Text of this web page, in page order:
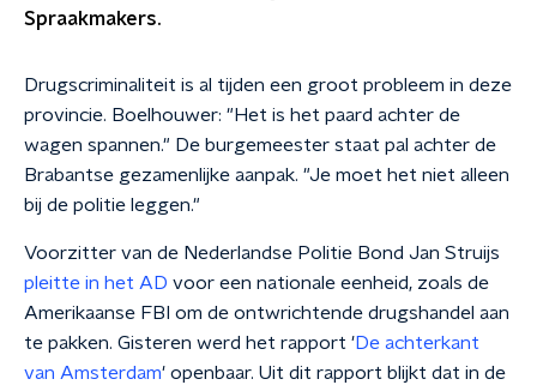
Spraakmakers.
Drugscriminaliteit is al tijden een groot probleem in deze
provincie. Boelhouwer: "Het is het paard achter de
wagen spannen." De burgemeester staat pal achter de
Brabantse gezamenlijke aanpak. "Je moet het niet alleen
bij de politie leggen."
Voorzitter van de Nederlandse Politie Bond Jan Struijs
pleitte in het AD voor een nationale eenheid, zoals de
Amerikaanse FBI om de ontwrichtende drugshandel aan
te pakken. Gisteren werd het rapport 'De achterkant
van Amsterdam' openbaar. Uit dit rapport blijkt dat in de